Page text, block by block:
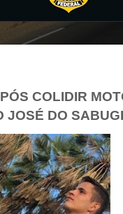
COLIDIR
JOSÉ DO SABUGI